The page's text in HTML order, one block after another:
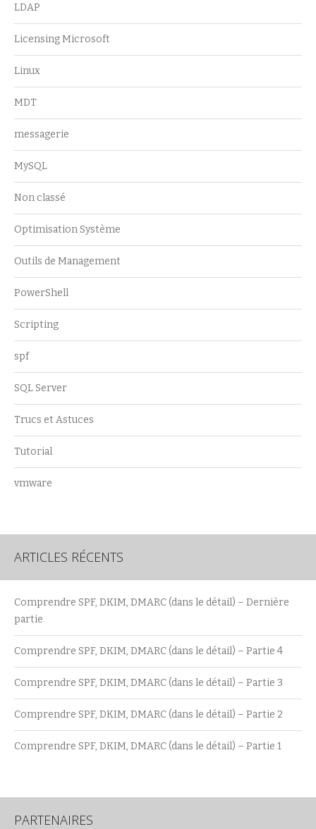
LDAP
Licensing Microsoft
Linux
MDT
messagerie
MySQL
Non classé
Optimisation Système
Outils de Management
PowerShell
Scripting
spf
SQL Server
Trucs et Astuces
Tutorial
vmware
ARTICLES RÉCENTS
Comprendre SPF, DKIM, DMARC (dans le détail) – Dernière
partie
Comprendre SPF, DKIM, DMARC (dans le détail) – Partie 4
Comprendre SPF, DKIM, DMARC (dans le détail) – Partie 3
Comprendre SPF, DKIM, DMARC (dans le détail) – Partie 2
Comprendre SPF, DKIM, DMARC (dans le détail) – Partie 1
PARTENAIRES